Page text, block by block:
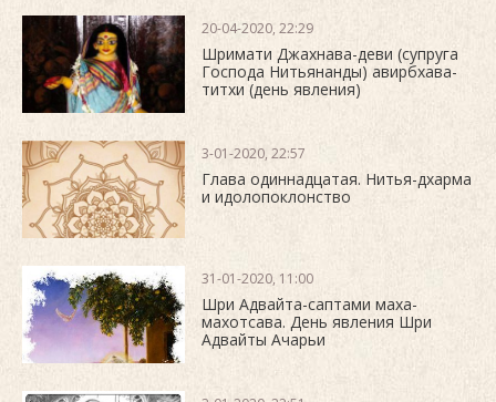
20-04-2020, 22:29
Шримати Джахнава-деви (супруга
Господа Нитьянанды) авирбхава-
титхи (день явления)
3-01-2020, 22:57
Глава одиннадцатая. Нитья-дхарма
и идолопоклонство
31-01-2020, 11:00
Шри Адвайта-саптами маха-
махотсава. День явления Шри
Адвайты Ачарьи